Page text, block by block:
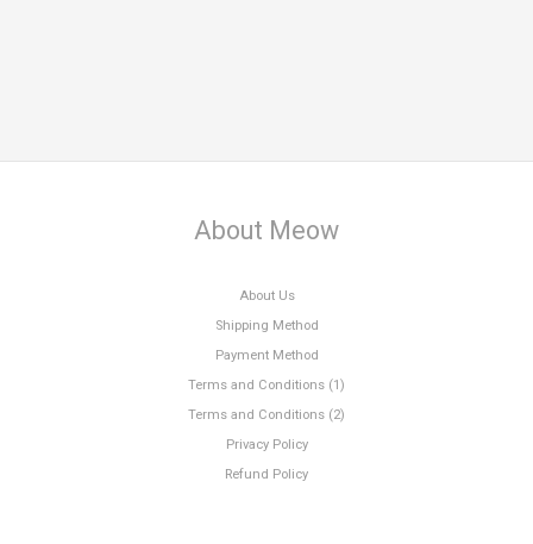
About Meow
About Us
Shipping Method
Payment Method
Terms and Conditions (1)
Terms and Conditions (2)
Privacy Policy
Refund Policy